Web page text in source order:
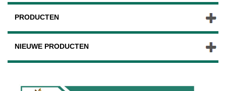
PRODUCTEN
NIEUWE PRODUCTEN